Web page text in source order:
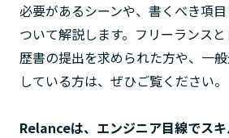
必要があるシーンや、書くべき項
ついて解説します。フリーランス
歴書の提出を求められた方や、一
している方は、ぜひご覧ください。
Relanceは、エンジニア目線でス